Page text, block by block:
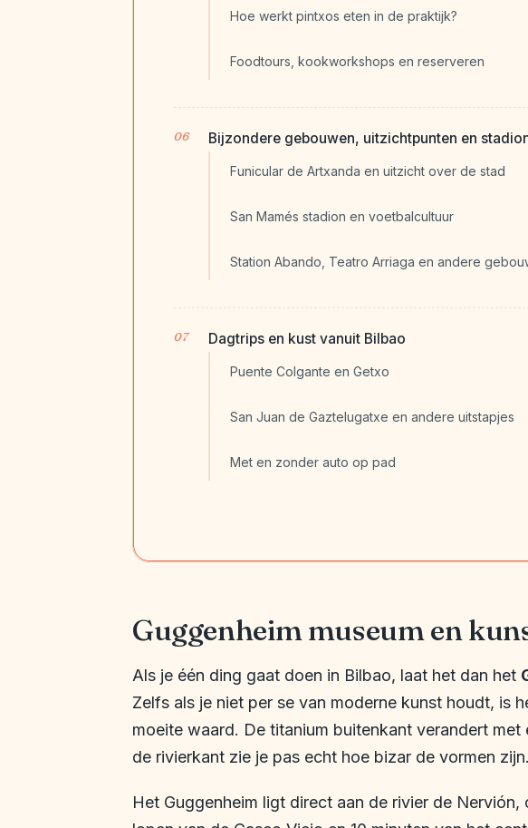
Hoe werkt pintxos eten in de praktijk?
Foodtours, kookworkshops en reserveren
Bijzondere gebouwen, uitzichtpunten en
Funicular de Artxanda en uitzicht over de stad
San Mamés stadion en voetbalcultuur
Station Abando, Teatro Arriaga en andere
Dagtrips en kust vanuit Bilbao
Puente Colgante en Getxo
San Juan de Gaztelugatxe en andere uitstapjes
Met en zonder auto op pad
Guggenheim museum en
Als je één ding gaat doen in Bilbao, laat het dan het
Zelfs als je niet per se van moderne kunst houdt, is
moeite waard. De titanium buitenkant verandert
de rivierkant zie je pas echt hoe bizar de vormen zijn.
Het Guggenheim ligt direct aan de rivier de Nervión,